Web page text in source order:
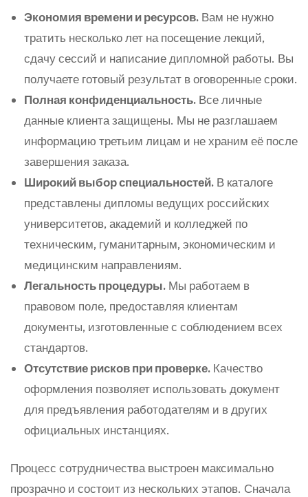
Экономия времени и ресурсов. Вам не нужно
тратить несколько лет на посещение лекций,
сдачу сессий и написание дипломной работы. Вы
получаете готовый результат в оговоренные сроки.
Полная конфиденциальность. Все личные
данные клиента защищены. Мы не разглашаем
информацию третьим лицам и не храним её после
завершения заказа.
Широкий выбор специальностей. В каталоге
представлены дипломы ведущих российских
университетов, академий и колледжей по
техническим, гуманитарным, экономическим и
медицинским направлениям.
Легальность процедуры. Мы работаем в
правовом поле, предоставляя клиентам
документы, изготовленные с соблюдением всех
стандартов.
Отсутствие рисков при проверке. Качество
оформления позволяет использовать документ
для предъявления работодателям и в других
официальных инстанциях.
Процесс сотрудничества выстроен максимально
прозрачно и состоит из нескольких этапов. Сначала